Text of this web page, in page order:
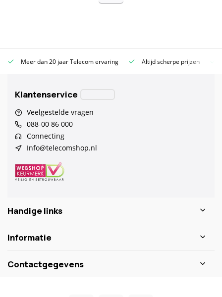
Meer dan 20 jaar Telecom ervaring Altijd scherpe prijzen
Klantenservice
Veelgestelde vragen
088-00 86 000
Connecting
Info@telecomshop.nl
Handige links
Informatie
Contactgegevens